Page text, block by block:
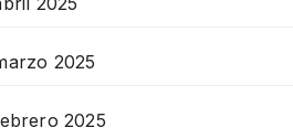
2025
2025